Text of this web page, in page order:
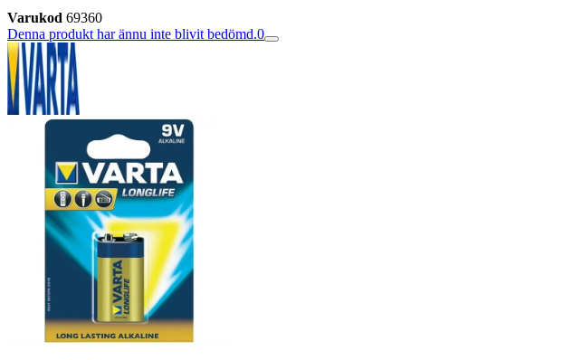
Varukod 69360
Denna produkt har ännu inte blivit bedömd.0